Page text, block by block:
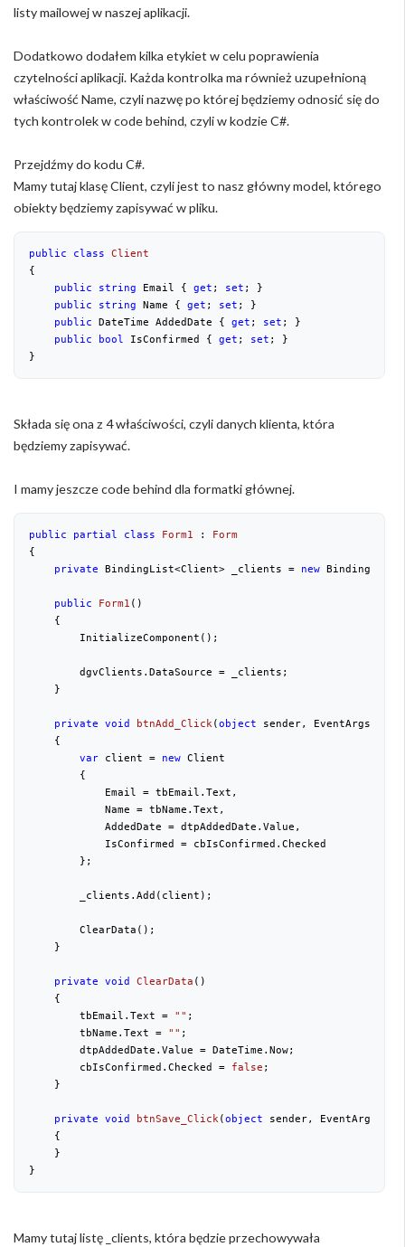
listy mailowej w naszej aplikacji.
Dodatkowo dodałem kilka etykiet w celu poprawienia
czytelności aplikacji. Każda kontrolka ma również uzupełnioną
właściwość Name, czyli nazwę po której będziemy odnosić się do
tych kontrolek w code behind, czyli w kodzie C#.
Przejdźmy do kodu C#.
Mamy tutaj klasę Client, czyli jest to nasz główny model, którego
obiekty będziemy zapisywać w pliku.
public class Client
{
public
string Email { get ; set ; }
public
string Name { get ; set ; }
public DateTime AddedDate { get ; set ; }
public
bool IsConfirmed { get ; set ; }
}
Składa się ona z 4 właściwości, czyli danych klienta, która
będziemy zapisywać.
I mamy jeszcze code behind dla formatki głównej.
public partial class Form1 : Form
{
private BindingList<Client> _clients = new
public Form1 ( )
{
        InitializeComponent();
        dgvClients.DataSource = _clients;
    }
private void btnAdd_Click(object sender, EventArgs e
{
var client = new Client
        {
            Email = tbEmail.Text,
            Name = tbName.Text,
            AddedDate = dtpAddedDate.Value,
            IsConfirmed = cbIsConfirmed.Checked
        };
        _clients.Add(client);
        ClearData();
    }
private void ClearData ( )
{
        tbEmail.Text =
"" ;
        tbName.Text =
"" ;
        dtpAddedDate.Value = DateTime.Now;
        cbIsConfirmed.Checked =
false ;
    }
private void btnSave_Click(object sender, EventArgs e
{
    }
}
Mamy tutaj listę _clients, która będzie przechowywała